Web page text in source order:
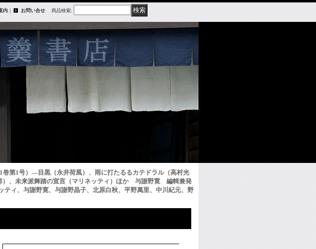
内｜ お問い合せ 商品検索:
第1号）―目黒（永井荷風）、雨に打たるるカテドラル（高村光
）、未来派舞踏の宣言（マリネッティ）ほか 与謝野寛 編輯兼発
ィ、与謝野寛、与謝野晶子、北原白秋、平野萬里、中川紀元、野